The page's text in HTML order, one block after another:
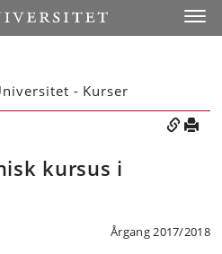
- Kurser
kursus i
Årgang 2017/2018